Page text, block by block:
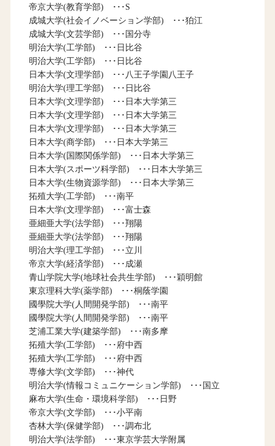
帝京大学(教育学部) ･･･S
成城大学(社会イノベーション学部) ･･･狛江
成城大学(文芸学部) ･･･国分寺
明治大学(工学部) ･･･日比谷
明治大学(工学部) ･･･日比谷
日本大学(文理学部) ･･･八王子学園八王子
明治大学(理工学部) ･･･日比谷
日本大学(文理学部) ･･･日本大学第三
日本大学(文理学部) ･･･日本大学第三
日本大学(文理学部) ･･･日本大学第三
日本大学(商学部) ･･･日本大学第三
日本大学(国際関係学部) ･･･日本大学第三
日本大学(スポーツ科学部) ･･･日本大学第三
日本大学(生物資源学部) ･･･日本大学第三
拓殖大学(工学部) ･･･南平
日本大学(文理学部) ･･･富士森
亜細亜大学(法学部) ･･･翔陽
亜細亜大学(法学部) ･･･翔陽
明治大学(理工学部) ･･･立川
帝京大学(経済学部) ･･･成瀬
青山学院大学(地球社会共生学部) ･･･穎明館
東京理科大学(薬学部) ･･･桐蔭学園
國學院大学(人間開発学部) ･･･南平
國學院大学(人間開発学部) ･･･南平
芝浦工業大学(建築学部) ･･･南多摩
拓殖大学(工学部) ･･･府中西
拓殖大学(工学部) ･･･府中西
専修大学(文学部) ･･･神代
明治大学(情報コミュニケーション学部) ･･･国立
麻布大学(生命・環境科学部) ･･･日野
帝京大学(文学部) ･･･小平南
杏林大学(保健学部) ･･･調布北
明治大学(法学部) ･･･東京学芸大学附属